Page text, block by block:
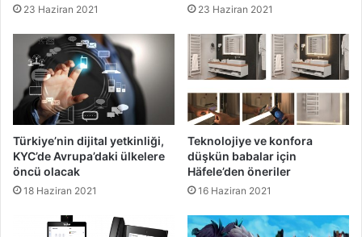
23 Haziran 2021 23 Haziran 2021
Türkiye’nin dijital yetkinliği,
KYC’de Avrupa’daki ülkelere
öncü olacak
18 Haziran 2021
Teknolojiye ve konfora
düşkün babalar için
Häfele’den öneriler
16 Haziran 2021